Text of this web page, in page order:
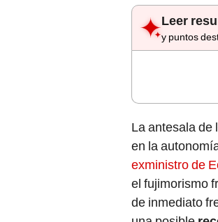
Leer
y puntos
La antesala de
en la
exministro de
el fujimorismo
de inmediato